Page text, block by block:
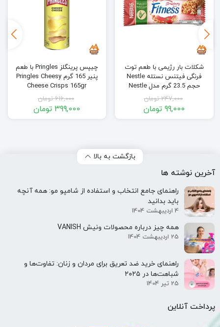
شکلات بار رژیمی با طعم توت
فرنگی فیتنس نستله Nestle
حجم 23.5 گرم مدل Nestle
Fitness Strawberry Bar 23.5gr
247,000 تومان
99,000 تومان
چیپس پرینگلز Pringles با طعم
پنیر 165 گرم Pringles Cheesy
Cheese Crisps 165gr
616,000 تومان
399,000 تومان
بازگشت به بالا
آخرین نوشته ها
راهنمای جامع انتخاب و استفاده از شامپو مو: همه آنچه
باید بدانید
4 اردیبهشت 1404
همه‌ چیز درباره محصولات ونیش VANISH
25 اردیبهشت 1404
راهنمای خرید ضد تعریق برای مردان و زنان: تفاوت‌ها و
شباهت‌ها در ۲۰۲۵
25 تیر 1404
پرداخت آنلاین